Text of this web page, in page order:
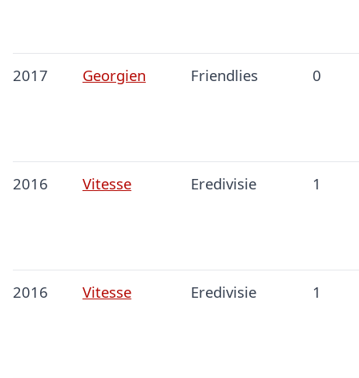
2017 Georgien Friendlies 0
2016 Vitesse Eredivisie 1
2016 Vitesse Eredivisie 1